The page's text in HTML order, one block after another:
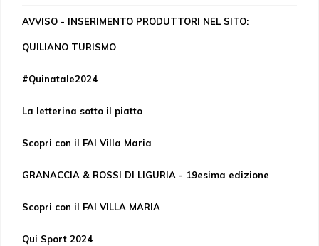
AVVISO - INSERIMENTO PRODUTTORI NEL SITO:
QUILIANO TURISMO
#Quinatale2024
La letterina sotto il piatto
Scopri con il FAI Villa Maria
GRANACCIA & ROSSI DI LIGURIA - 19esima edizione
Scopri con il FAI VILLA MARIA
Qui Sport 2024